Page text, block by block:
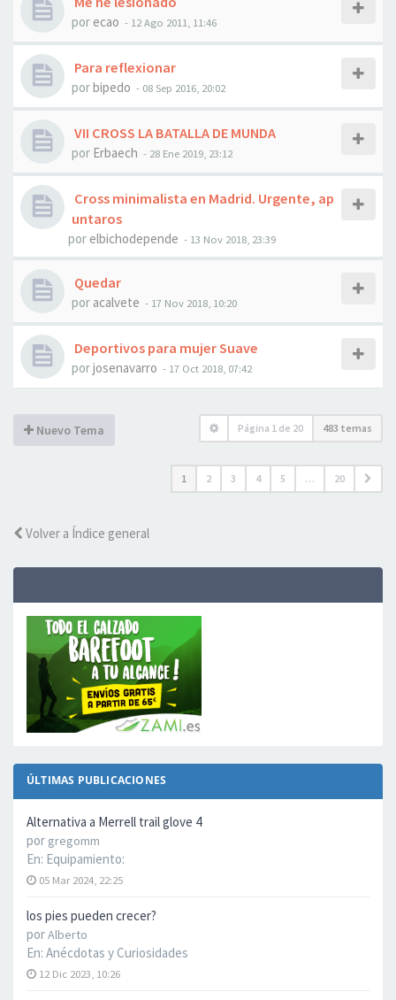
ÚLTIMAS PUBLICACIONES
Alternativa a Merrell trail glove 4
por gregomm
En: Equipamiento:
05 Mar 2024, 22:25
los pies pueden crecer?
porAlberto
En: Anécdotas y Curiosidades
12 Dic 2023, 10:26
por ecao - 12 Ago 2011, 11:46
Para reflexionar
porbipedo - 08 Sep 2016, 20:02
VII CROSS LA BATALLA DE MUNDA
por Erbaech - 28 Ene 2019, 23:12
Cross minimalista en Madrid. Urgente, ap
untaros
por elbichodepende - 13 Nov 2018, 23:39
Quedar
por acalvete - 17 Nov 2018, 10:20
Deportivos para mujer Suave
porjosenavarro - 17 Oct 2018, 07:42
Nuevo Tema Página 1 de 20 483 temas
1 2 3 4 5 … 20
Volver a Índice general